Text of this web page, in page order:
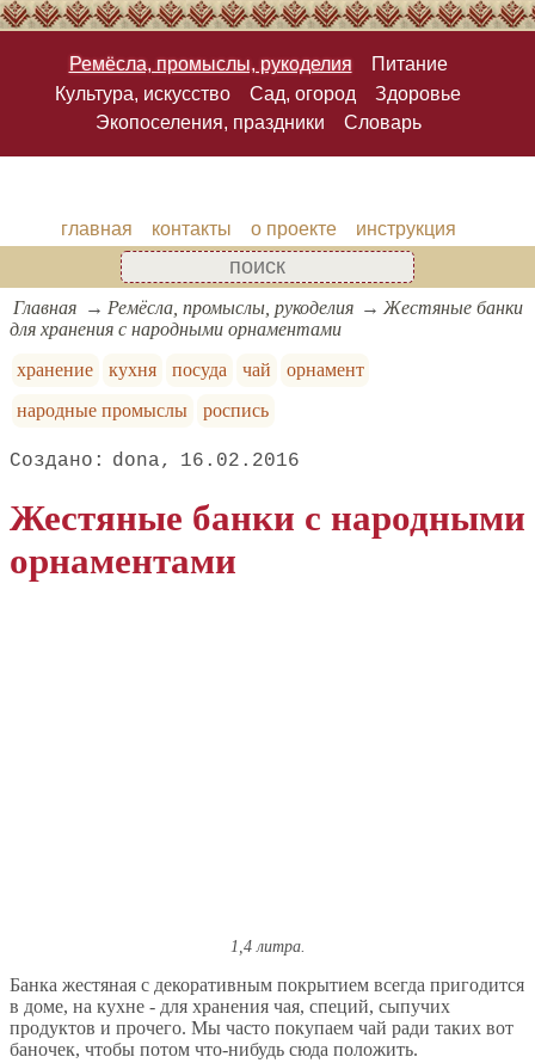
Ремёсла, промыслы, рукоделия
Питание
Культура, искусство
Сад, огород
Здоровье
Экопоселения, праздники
Словарь
главная контакты о проекте инструкция
Главная Ремёсла, промыслы, рукоделия
Жестяные банки
для хранения с народными орнаментами
хранение
кухня посуда чай
орнамент
народные промыслы
роспись
dona 16.02.2016
Жестяные банки с народными
орнаментами
1,4 литра.
Банка жестяная с декоративным покрытием всегда пригодится
в доме, на кухне - для хранения чая, специй, сыпучих
продуктов и прочего. Мы часто покупаем чай ради таких вот
баночек, чтобы потом что-нибудь сюда положить.